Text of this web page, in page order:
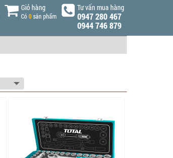
Giỏ hàng
Có0sản phẩm
Tư vấn mua hàng
0947 280 467
0944 746 879